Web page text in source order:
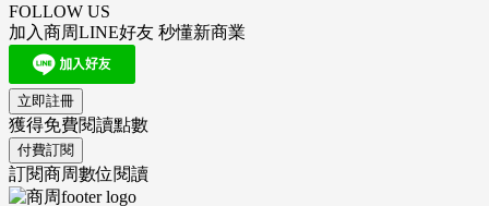
FOLLOW US
加入商周LINE好友 秒懂新商業
立即註冊
獲得免費閱讀點數
付費訂閱
訂閱商周數位閱讀